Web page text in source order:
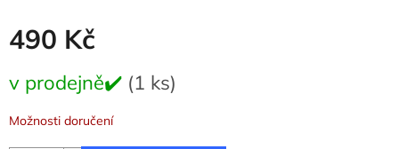
490 Kč
cena:
v prodejně✔️ (1 ks)
Možnosti doručení